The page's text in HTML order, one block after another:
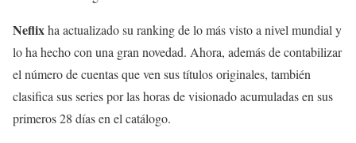
Neflixha actualizado su ranking de lo más visto a nivel mundial y
lo ha hecho con una gran novedad. Ahora, además de contabilizar
el número de cuentas que ven sus títulos originales, también
clasifica sus series por las horas de visionado acumuladas en sus
primeros 28 días en el catálogo.